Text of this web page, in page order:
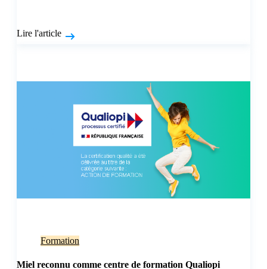
Lire l'article
Formation
Miel reconnu comme centre de formation Qualiopi